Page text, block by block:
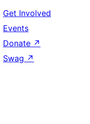
Get Involved
Events
Donate ↗
Swag ↗